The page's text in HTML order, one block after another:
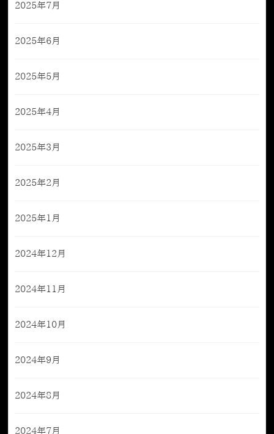
2025年7月
2025年6月
2025年5月
2025年4月
2025年3月
2025年2月
2025年1月
2024年12月
2024年11月
2024年10月
2024年9月
2024年8月
2024年7月